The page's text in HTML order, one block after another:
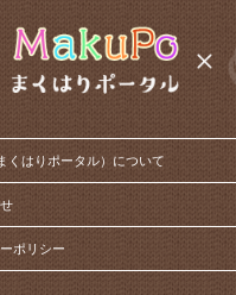
くはりポータル）について
ポリシー